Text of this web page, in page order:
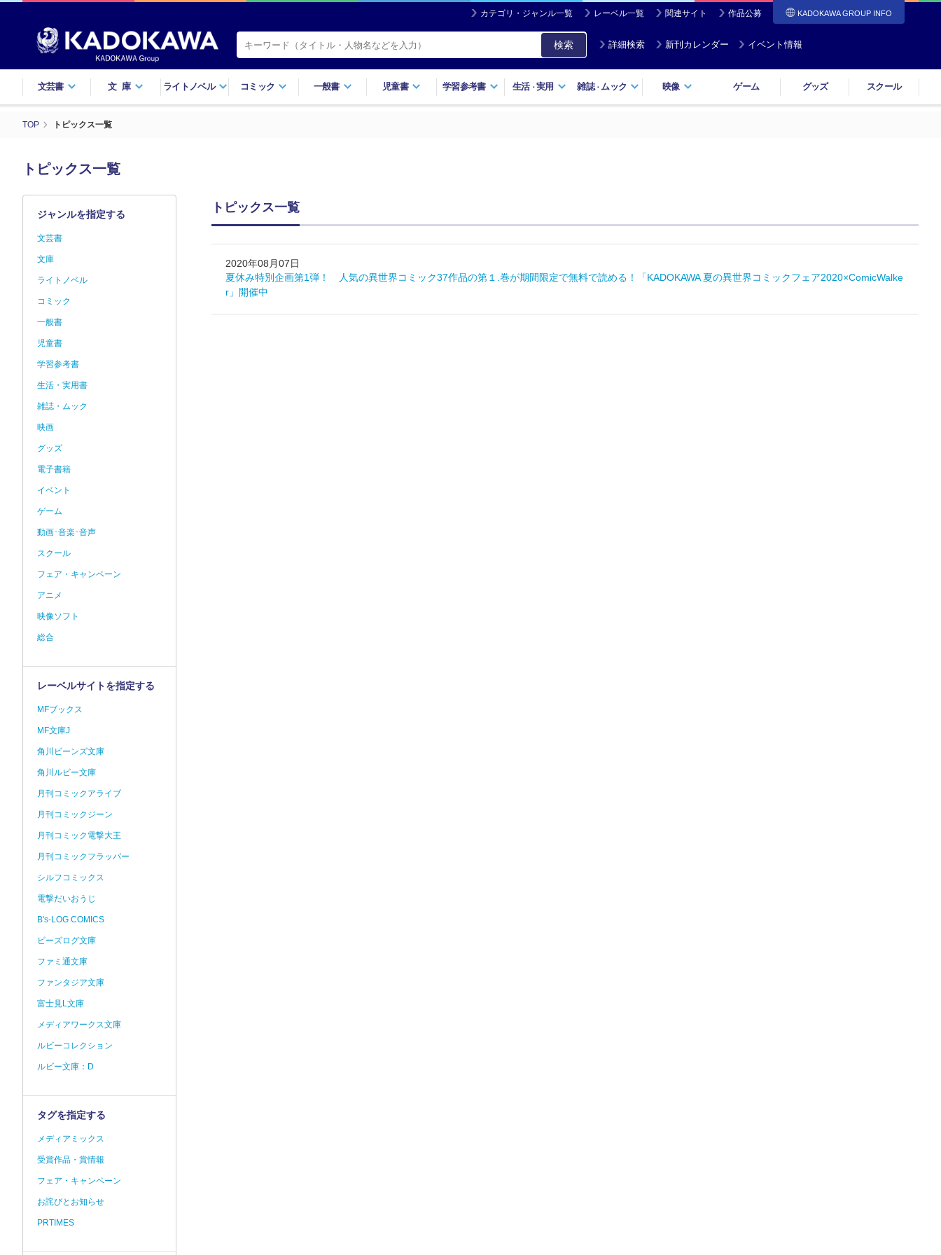
カテゴリ・ジャンル一覧 レーベル一覧 関連サイト 作品公募 KADOKAWA GROUP INFO
検索 詳細検索 新刊カレンダー イベント情報
文芸書 文庫 ライトノベル コミック 一般書 児童書 学習参考書 生活・実用 雑誌・ ムック 映像 ゲーム グッズ スクール
TOP トピックス一覧
トピックス一覧
トピックス一覧
2020年08月07日
夏休み特別企画第1弾！ 人気の異世界コミック37作品の第１.巻が期間限定で無料で読める！「KADOKAWA 夏の異世界コミックフェア2020×ComicWalke
r」開催中
ジャンルを指定する
文芸書
文庫
ライトノベル
コミック
一般書
児童書
学習参考書
生活・実用書
雑誌・ムック
映画
グッズ
電子書籍
イベント
ゲーム
動画･音楽･音声
スクール
フェア・キャンペーン
アニメ
映像ソフト
総合
レーベルサイトを指定する
MFブックス
MF文庫J
角川ビーンズ文庫
角川ルビー文庫
月刊コミックアライブ
月刊コミックジーン
月刊コミック電撃大王
月刊コミックフラッパー
シルフコミックス
電撃だいおうじ
B's-LOG COMICS
ビーズログ文庫
ファミ通文庫
ファンタジア文庫
富士見L文庫
メディアワークス文庫
ルビーコレクション
ルビー文庫：D
タグを指定する
メディアミックス
受賞作品・賞情報
フェア・キャンペーン
お詫びとお知らせ
PRTIMES